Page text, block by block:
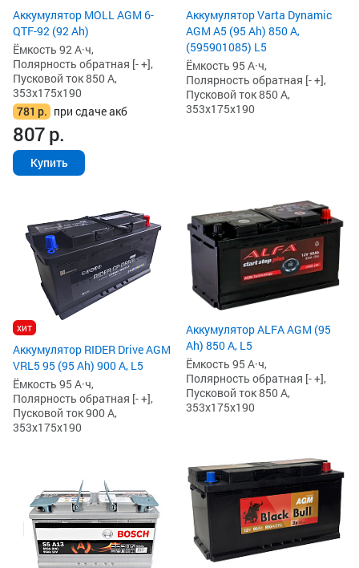
Аккумулятор MOLL AGM 6-
QTF-92 (92 Ah)
Ёмкость 92 А·ч,
Полярность обратная [- +],
Пусковой ток 850 А,
353x175x190
781 р. при сдаче акб
807р.
Купить
Аккумулятор Varta Dynamic
AGM A5 (95 Ah) 850 А,
(595901085) L5
Ёмкость 95 А·ч,
Полярность обратная [- +],
Пусковой ток 850 А,
353x175x190
хит
Аккумулятор RIDER Drive AGM
VRL5 95 (95 Ah) 900 А, L5
Ёмкость 95 А·ч,
Полярность обратная [- +],
Пусковой ток 900 А,
353x175x190
Аккумулятор ALFA AGM (95
Ah) 850 А, L5
Ёмкость 95 А·ч,
Полярность обратная [- +],
Пусковой ток 850 А,
353x175x190